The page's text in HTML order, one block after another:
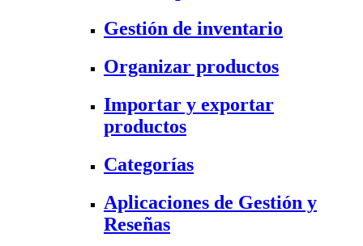
Gestión de inventario
Organizar productos
Importar y exportar
productos
Categorías
Aplicaciones de Gestión y
Reseñas